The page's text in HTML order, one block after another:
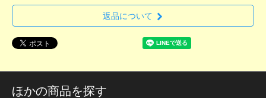
返品について
ほかの商品を探す